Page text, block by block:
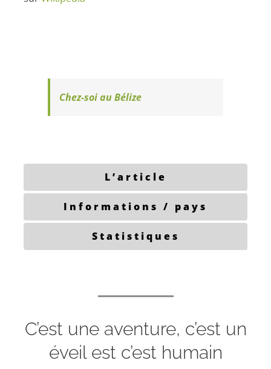
Chez-soi auBélize
L’article
Informations / pays
Statistiques
C’est une aventure, c’est un
éveil est c’est humain